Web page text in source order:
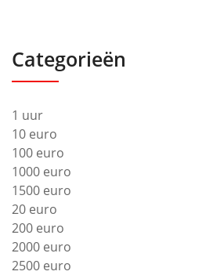
Categorieën
1 uur
10 euro
100 euro
1000 euro
1500 euro
20 euro
200 euro
2000 euro
2500 euro